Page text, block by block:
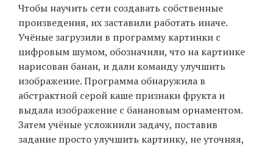
Чтобы научить сети создавать собственные
произведения, их заставили работать иначе.
Учёные загрузили в программу картинки с
цифровым шумом, обозначили, что на картинке
нарисован банан, и дали команду улучшить
изображение. Программа обнаружила в
абстрактной серой каше признаки фрукта и
выдала изображение с банановым орнаментом.
Затем учёные усложнили задачу, поставив
задание просто улучшить картинку, не уточняя,